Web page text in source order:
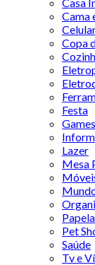
Cama
Copa
Festa
Games
Lazer
Mesa
Pet
Saúde
Tv e